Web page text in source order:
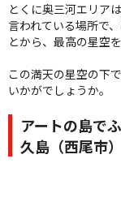
とくに奥三河エリア
言われている場所で
とから、最高の星空
この満天の星空の下
いかがでしょうか。
アートの島で
久島（西尾市）